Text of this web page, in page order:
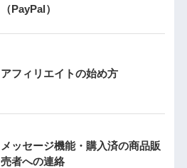
（PayPal）
アフィリエイトの始め方
メッセージ機能・購入済の商品販
売者への連絡